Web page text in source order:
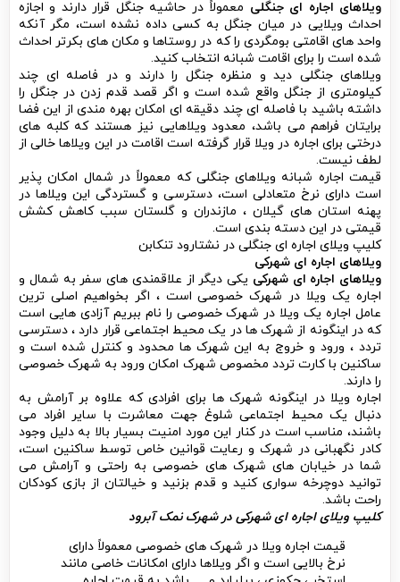
ویلاهای اجاره ای جنگلی معمولاً در حاشیه جنگل قرار دارند و اجازه
احداث ویلایی در میان جنگل به کسی داده نشده است، مگر آنکه
واحد های اقامتی بومگردی را که در روستاها و مکان های بکرتر احداث
شده است را برای اقامت شبانه انتخاب کنید.
ویلاهای جنگلی دید و منظره جنگل را دارند و در فاصله ای چند
کیلومتری از جنگل واقع شده است و اگر قصد قدم زدن در جنگل را
داشته باشید با فاصله ای چند دقیقه ای امکان بهره مندی از این فضا
برایتان فراهم می باشد، معدود ویلاهایی نیز هستند که کلبه های
درختی برای اجاره در ویلا قرار گرفته است اقامت در این ویلاها خالی از
لطف نیست.
قیمت اجاره شبانه ویلاهای جنگلی که معمولاً در شمال امکان پذیر
است دارای نرخ متعادلی است، دسترسی و گستردگی این ویلاها در
پهنه استان های گیلان ، مازندران و گلستان سبب کاهش کشش
قیمتی در این دسته بندی است.
کلیپ ویلای اجاره ای جنگلی در نشتارود تنکابن
ویلاهای اجاره ای شهرکی
ویلاهای اجاره ای شهرکی یکی دیگر از علاقمندی های سفر به شمال و
اجاره یک ویلا در شهرک خصوصی است ، اگر بخواهیم اصلی ترین
عامل اجاره یک ویلا در شهرک خصوصی را نام ببریم آزادی هایی است
که در اینگونه از شهرک ها در یک محیط اجتماعی قرار دارد ، دسترسی
تردد ، ورود و خروج به این شهرک ها محدود و کنترل شده است و
ساکنین با کارت تردد مخصوص شهرک امکان ورود به شهرک خصوصی
را دارند.
اجاره ویلا در اینگونه شهرک ها برای افرادی که علاوه بر آرامش به
دنبال یک محیط اجتماعی شلوغ جهت معاشرت با سایر افراد می
باشند، مناسب است در کنار این مورد امنیت بسیار بالا به دلیل وجود
کادر نگهبانی در شهرک و رعایت قوانین خاص توسط ساکنین است،
شما در خیابان های شهرک های خصوصی به راحتی و آرامش می
توانید دوچرخه سواری کنید و قدم بزنید و خیالتان از بازی کودکان
راحت باشد.
کلیپ ویلای اجاره ای شهرکی در شهرک نمک آبرود
قیمت اجاره ویلا در شهرک های خصوصی معمولاً دارای
نرخ بالایی است و اگر ویلاها دارای امکانات خاصی مانند